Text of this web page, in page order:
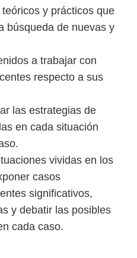
y prácticos que
búsqueda de nuevas y
a trabajar con
respecto a sus
las estrategias de
en cada situación
vividas en los
casos
significativos,
y debatir las posibles
cada caso.